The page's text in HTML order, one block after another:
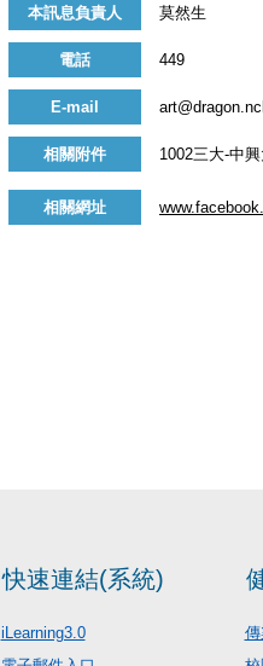
本訊息負責人 莫然生
電話 449
E-mail
相關附件 1002三大-中
相關網址
快速連結(系統)
iLearning3.0